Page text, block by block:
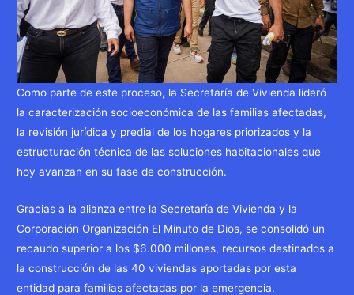
Como parte de este proceso, la Secretaría de Vivienda lideró
la caracterización socioeconómica de las familias afectadas,
la revisión jurídica y predial de los hogares priorizados y la
estructuración técnica de las soluciones habitacionales que
hoy avanzan en su fase de construcción.
Gracias a la alianza entre la Secretaría de Vivienda y la
Corporación Organización El Minuto de Dios, se consolidó un
recaudo superior a los $6.000 millones, recursos destinados a
la construcción de las 40 viviendas aportadas por esta
entidad para familias afectadas por la emergencia.